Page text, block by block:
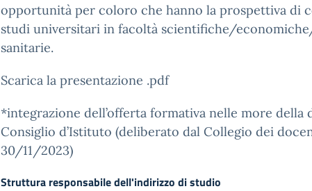
opportunità per coloro che hanno la prospettiva di
studi universitari in facoltà scientifiche/
sanitarie.
Scarica la presentazione .pdf
*integrazione dell’offerta formativa nelle more della
Consiglio d’Istituto (deliberato dal Collegio dei
30/11/2023)
Struttura responsabile dell'indirizzo di studio